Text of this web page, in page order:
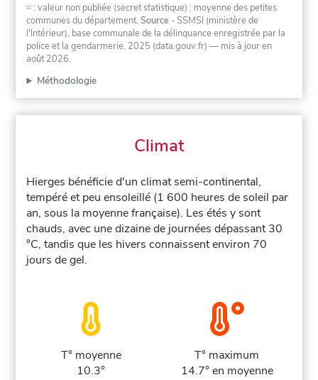
≈ : valeur non publiée (secret statistique) : moyenne des petites
communes du département.Source - SSMSI (ministère de
l'Intérieur), base communale de la délinquance enregistrée par la
police et la gendarmerie, 2025 (data.gouv.fr) — mis à jour en
août 2026.
Méthodologie
Climat
Hierges bénéficie d'un climat semi-continental,
tempéré et peu ensoleillé (1 600 heures de soleil par
an, sous la moyenne française). Les étés y sont
chauds, avec une dizaine de journées dépassant 30
°C, tandis que les hivers connaissent environ 70
jours de gel.
T° moyenne
10.3°
T° maximum
14.7° en moyenne